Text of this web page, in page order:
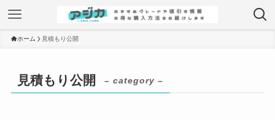
ホーム 見積もり公開
見積もり公開 – category –